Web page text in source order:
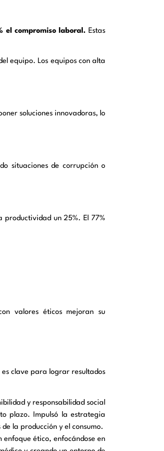
el compromiso laboral. Estas
equipo. Los equipos con alta
soluciones innovadoras, lo
situaciones de corrupción o
productividad un 25%. El 77%
valores éticos mejoran su
clave para lograr resultados
y responsabilidad social
plazo. Impulsó la estrategia
la producción y el consumo.
enfoque ético, enfocándose en